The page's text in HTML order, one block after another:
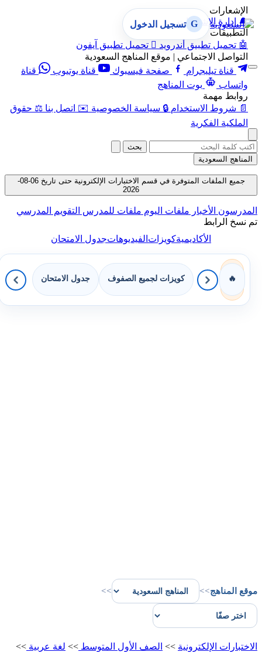
الإشعارات
🔔
إدارة الإشعارات
التطبيقات
🤖 تحميل تطبيق أندرويد  تحميل تطبيق آيفون
التواصل الاجتماعي | موقع المناهج السعودية
قناة تيليجرام
صفحة فيسبوك قناة يوتيوب
قناة
واتساب
بوت المناهج
روابط مهمة
📄 شروط الاستخدام 🔒 سياسة الخصوصية ✉️ اتصل بنا ⚖️ حقوق
الملكية الفكرية
G تسجيل الدخول
بحث
المناهج السعودية
جميع الملفات المتوفرة في قسم الاختبارات الإلكترونية حتى تاريخ 06-08-
2026
المدرسون الأخبار ملفات اليوم ملفات للمدرس التقويم المدرسي
تم نسخ الرابط
الأكاديميةكويزاتالفيديوهاتجدول الامتحان
🔥 كويزات لجميع الصفوف جدول الامتحان
موقع المناهج>>
>>
الاختبارات الإلكترونية >> الصف الأول المتوسط >> لغة عربية >>